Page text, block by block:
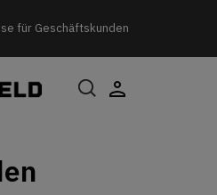
für Geschäftskunden